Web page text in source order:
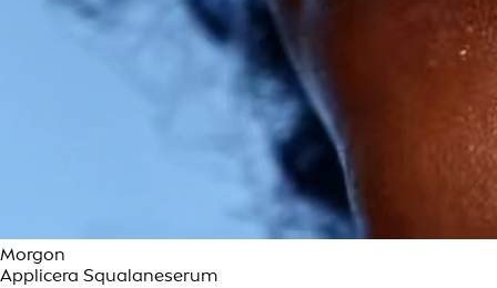
Morgon
Applicera Squalaneserum